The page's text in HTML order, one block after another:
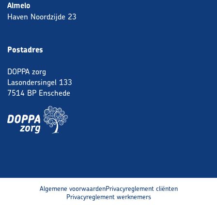
Almelo
Haven Noordzijde 23
Postadres
DOPPA zorg
Lasondersingel 133
7514 BP Enschede
Algemene voorwaardenPrivacyreglement cliënten
Privacyreglement werknemers